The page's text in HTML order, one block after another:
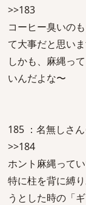
>>183
コーヒー臭いの
て大事だと思いま
しかも、麻縄っ
いんだよな〜
185 ：名無しさ
>>184
ホント麻縄ってい
特に柱を背に縛
うとした時の「